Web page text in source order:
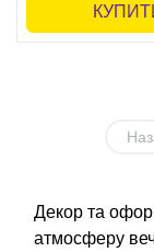
Декор та
атмосферу